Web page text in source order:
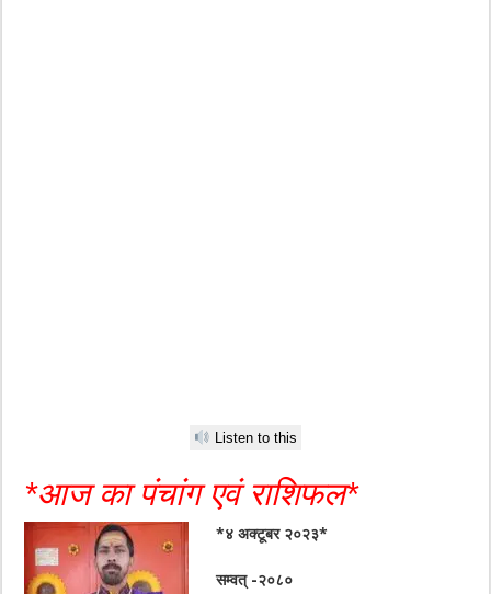
Listen to this
*आज का पंचांग एवं राशिफल*
*४ अक्टूबर २०२३*
सम्वत् -२०८०